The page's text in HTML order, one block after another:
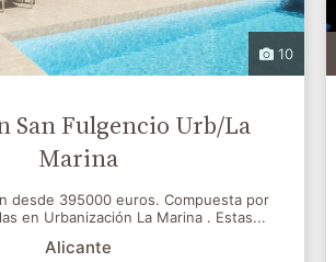
10
San Fulgencio Urb/La
Marina
395000 euros. Compuesta por
en Urbanización La Marina . Estas...
Alicante